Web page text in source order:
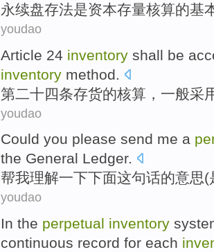
永续盘存法是资本存量核算的基
youdao
Article 24 inventory shall be
inventory method.
第二十四条存货的核算 ，一般采
youdao
Could you please send me a
the General Ledger.
帮我理解一下下面这句话的意思(
youdao
In the perpetual inventory
continuous record for each